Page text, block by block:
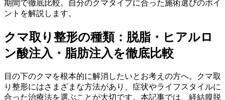
期間で徹底比較。自分のクマタイプに合った施術選びのポイ
ントを解説します。
クマ取り整形の種類：脱脂・ヒアルロ
ン酸注入・脂肪注入を徹底比較
目の下のクマを根本的に解消したいとお考えの方へ。クマ取
り整形にはさまざまな方法があり、症状やライフスタイルに
合った治療法を選ぶことが大切です。本記事では、経結膜脱